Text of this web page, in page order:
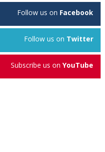
Follow us on Facebook
Follow us on Twitter
Subscribe us onYouTube